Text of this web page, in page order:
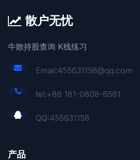
散户无忧
牛散持股查询 K线练习
Email:455631158@qq.com
tel:+86 181-0808-6581
QQ:455631158
产品